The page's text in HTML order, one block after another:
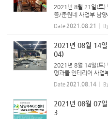
2021년 8월 21일(토)
뜸/준원네 사업부 남
재 평내동에 위치한
한달동안 가 오픈 후
Date 2021.08.21
2021년 08월 14일
04)
2021년 8월 14일(토)
명과뜰 인테리어 사업
3호와 814호 사이에
호, 812호, 813호,
Date 2021.08.14
2021년 08월 07
3